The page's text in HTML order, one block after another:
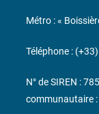
Métro : «
Téléphone :
N° de SIREN :
communautaire